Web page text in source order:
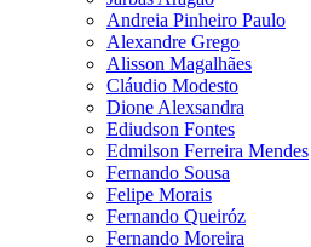
Andreia Pinheiro Paulo
Alexandre Grego
Alisson Magalhães
Cláudio Modesto
Dione Alexsandra
Ediudson Fontes
Edmilson Ferreira Mendes
Fernando Sousa
Felipe Morais
Fernando Queiróz
Fernando Moreira